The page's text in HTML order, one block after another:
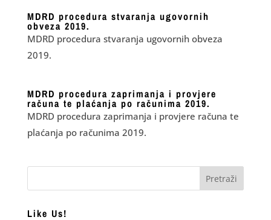
MDRD procedura stvaranja ugovornih
obveza 2019.
MDRD procedura stvaranja ugovornih obveza
2019.
MDRD procedura zaprimanja i provjere
računa te plaćanja po računima 2019.
MDRD procedura zaprimanja i provjere računa te
plaćanja po računima 2019.
Like Us!